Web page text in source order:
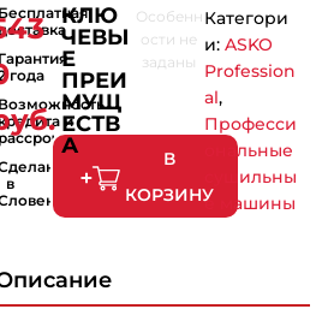
Бесплатная
Гарантия
года
Возможность
и
рассрочки
в
В
КОРЗИНУ
КЛЮ
ЧЕВЫ
Е
ПРЕИ
МУЩ
ЕСТВ
А
Особенн
ости не
заданы
Категори
и:ASKO
Profession
al,
Професси
ональные
сушильны
е машины